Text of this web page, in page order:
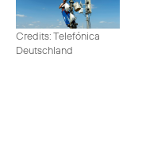
Credits: Telefónica
Deutschland